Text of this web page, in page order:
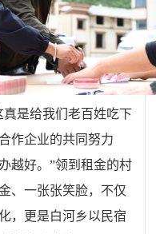
是给我们老百姓吃下
作企业的共同努力
越好。”领到租金的村
、一张张笑脸，不仅
，更是白河乡以民宿